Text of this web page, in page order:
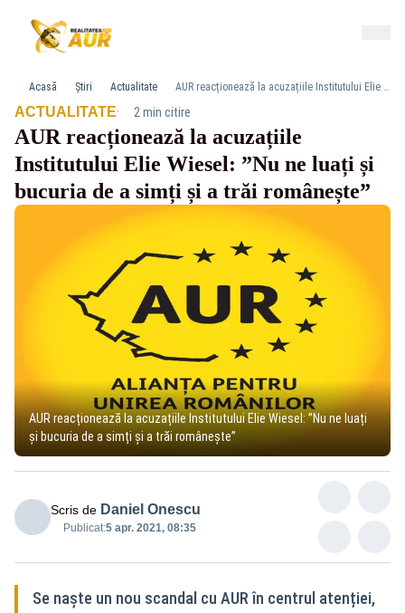
Acasă Știri Actualitate AUR reacționează la acuzațiile Institutului Elie Wiesel: ”Nu ne luați și bucuria de a simți și a trăi românește”
ACTUALITATE· 2 min citire
AUR reacționează la acuzațiile
Institutului Elie Wiesel: ”Nu ne luați și
bucuria de a simți și a trăi românește”
AUR reacționează la acuzațiile Institutului Elie Wiesel: ”Nu ne luați
și bucuria de a simți și a trăi românește”
Scris de Daniel Onescu
Publicat:5 apr. 2021, 08:35
Se naște un nou scandal cu AUR în centrul atenției,